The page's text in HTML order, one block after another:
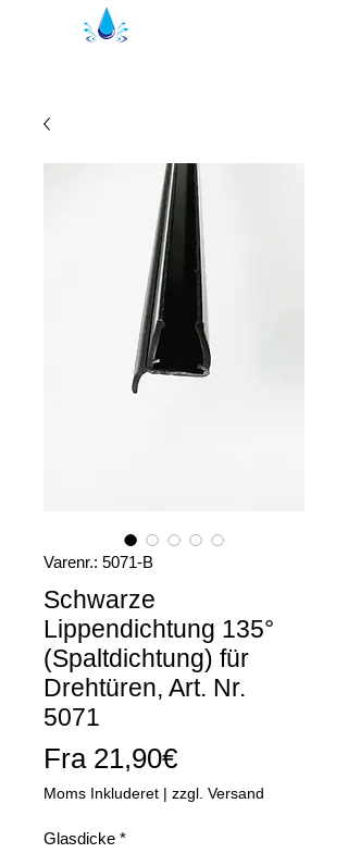
Varenr.: 5071-B
Schwarze
Lippendichtung 135°
(Spaltdichtung) für
Drehtüren, Art. Nr.
5071
Fra 21,90€Salgspris
Moms Inkluderet | zzgl. Versand
Glasdicke *